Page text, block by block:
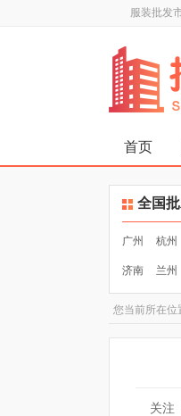
服装批发
首页
全国
广州 杭州
济南 兰州
您当前所在位
关注